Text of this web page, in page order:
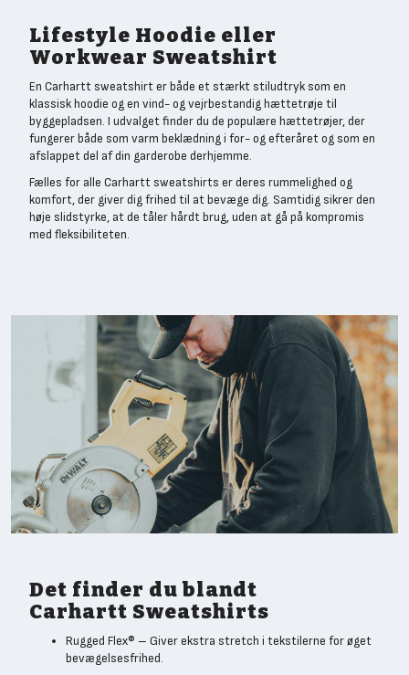
Lifestyle Hoodie eller
Workwear Sweatshirt
En Carhartt sweatshirt er både et stærkt stiludtryk som en
klassisk hoodie og en vind- og vejrbestandig hættetrøje til
byggepladsen. I udvalget finder du de populære hættetrøjer, der
fungerer både som varm beklædning i for- og efteråret og som en
afslappet del af din garderobe derhjemme.
Fælles for alle Carhartt sweatshirts er deres rummelighed og
komfort, der giver dig frihed til at bevæge dig. Samtidig sikrer den
høje slidstyrke, at de tåler hårdt brug, uden at gå på kompromis
med fleksibiliteten.
Det finder du blandt
Carhartt Sweatshirts
Rugged Flex® – Giver ekstra stretch i tekstilerne for øget
bevægelsesfrihed.